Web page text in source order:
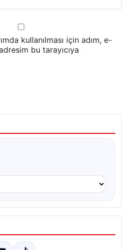
kullanılması için adım, e-
bu tarayıcıya